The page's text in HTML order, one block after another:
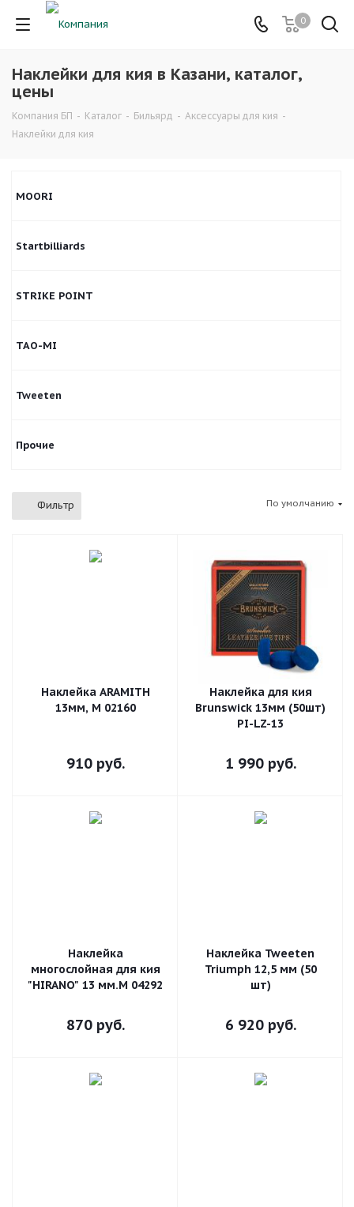
0
Наклейки для кия в Казани, каталог,
цены
Компания БП - Каталог - Бильярд - Аксессуары для кия -
Наклейки для кия
MOORI
Startbilliards
STRIKE POINT
TAO-MI
Tweeten
Прочие
Фильтр По умолчанию
Наклейка ARAMITH
13мм, М 02160
910руб.
Наклейка для кия
Brunswick 13мм (50шт)
PI-LZ-13
1 990руб.
Наклейка
многослойная для кия
"HIRANO" 13 мм.М 04292
870руб.
Наклейка Tweeten
Triumph 12,5 мм (50
шт)
6 920руб.